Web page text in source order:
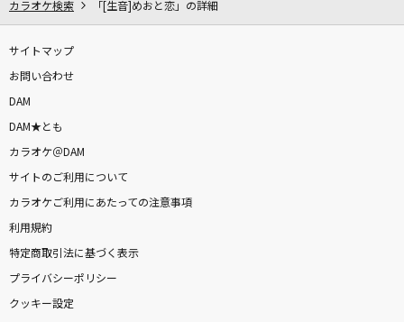
カラオケ検索 「[生音]めおと恋」の詳細
サイトマップ
お問い合わせ
DAM
DAM★とも
カラオケ＠DAM
サイトのご利用について
カラオケご利用にあたっての注意事項
利用規約
特定商取引法に基づく表示
プライバシーポリシー
クッキー設定